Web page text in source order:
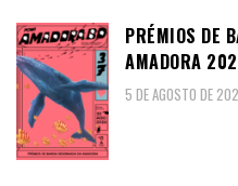
PRÉMIOS DE
AMADORA
5 DE AGOSTO DE